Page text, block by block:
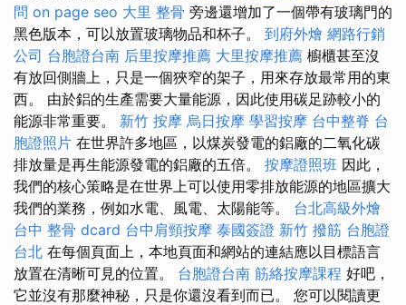
問 on page seo 大里 整骨 旁邊還增加了一個帶有玻璃門的
黑色版本，可以放置玻璃物品和杯子。 到府外燴 網路行銷
公司 台胞證台南 后里按摩推薦 大里按摩推薦 櫥櫃甚至沒
有放回側牆上，只是一個狹窄的架子，用來存放最常用的東
西。 由於鋁的生產需要大量能源，因此使用碳足跡較小的
能源非常重要。 新竹 按摩 烏日按摩 學習按摩 台中整脊 台
胞證照片 在世界許多地區，以煤炭發電的鋁廠的二氧化碳
排放量是再生能源發電的鋁廠的五倍。 按摩證照班 因此，
我們的核心策略是在世界上可以使用零排放能源的地區擴大
我們的業務，例如水電、風電、太陽能等。 台北高級外燴
台中 整骨 dcard 台中肩頸按摩 泰國簽證 新竹 撥筋 台胞證
台北 在每個頁面上，本地頁面和網站的連結應以目標語言
放置在清晰可見的位置。 台胞證台南 筋絡按摩課程 好吧，
它並沒有那麼神秘，只是你還沒看到而已。 您可以閱讀更